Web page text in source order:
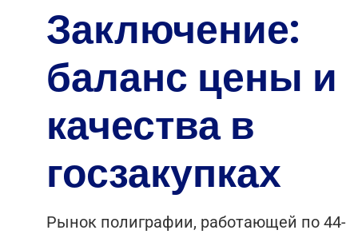
Заключение:
баланс цены и
качества в
госзакупках
Рынок полиграфии, работающей по 44-